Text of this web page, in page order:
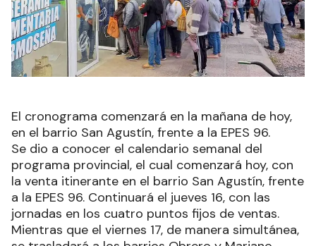
El cronograma comenzará en la mañana de hoy,
en el barrio San Agustín, frente a la EPES 96.
Se dio a conocer el calendario semanal del
programa provincial, el cual comenzará hoy, con
la venta itinerante en el barrio San Agustín, frente
a la EPES 96. Continuará el jueves 16, con las
jornadas en los cuatro puntos fijos de ventas.
Mientras que el viernes 17, de manera simultánea,